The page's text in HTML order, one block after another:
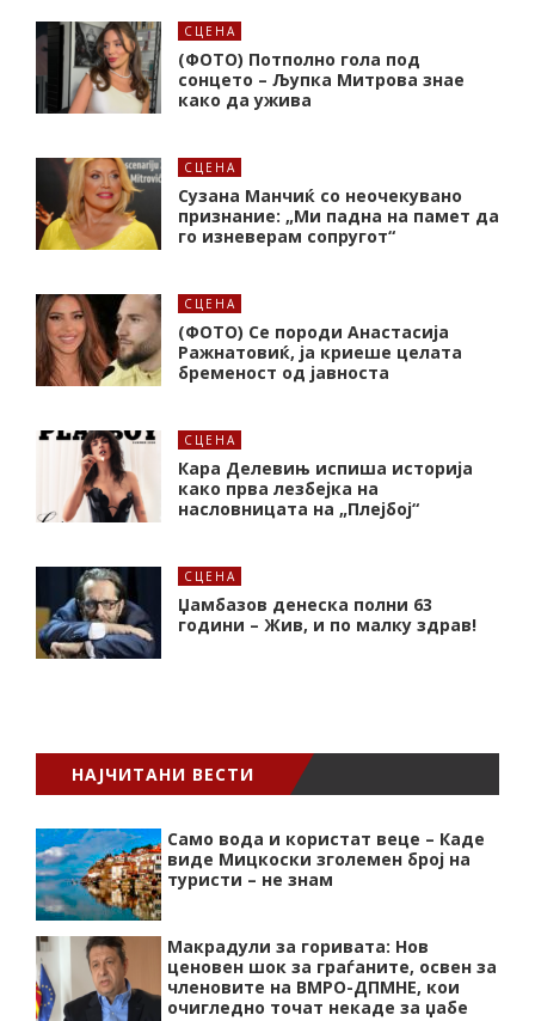
СЦЕНА
(ФОТО) Потполно гола под
сонцето – Љупка Митрова знае
како да ужива
СЦЕНА
Сузана Манчиќ со неочекувано
признание: „Ми падна на памет да
го изневерам сопругот“
СЦЕНА
(ФОТО) Се породи Анастасија
Ражнатовиќ, ја криеше целата
бременост од јавноста
СЦЕНА
Кара Делевињ испиша историја
како прва лезбејка на
насловницата на „Плејбој“
СЦЕНА
Џамбазов денеска полни 63
години – Жив, и по малку здрав!
НАЈЧИТАНИ ВЕСТИ
Само вода и користат веце – Каде
виде Мицкоски зголемен број на
туристи – не знам
Макрадули за горивата: Нов
ценовен шок за граѓаните, освен за
членовите на ВМРО-ДПМНЕ, кои
очигледно точат некаде за џабе